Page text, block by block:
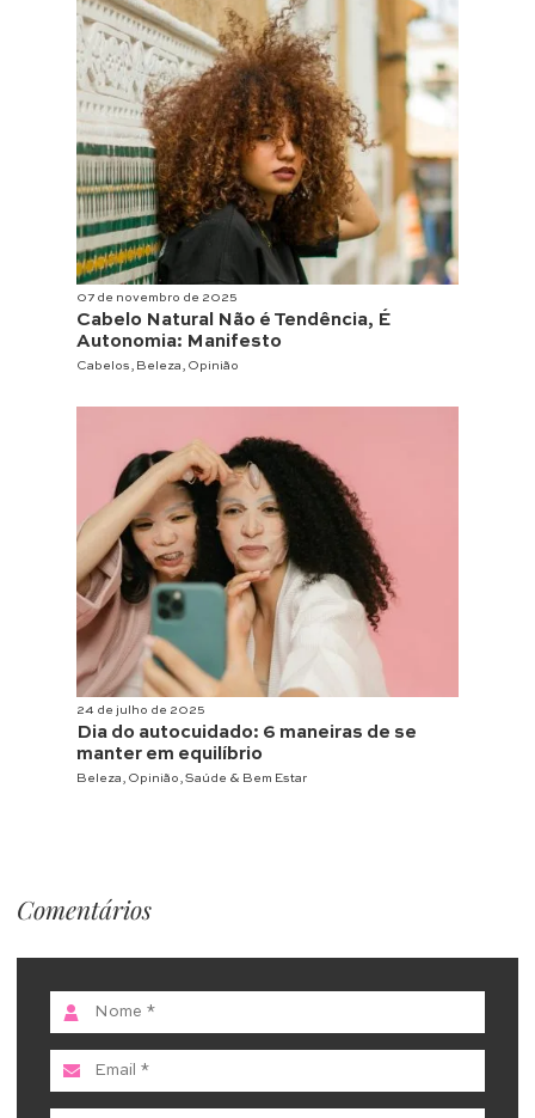
07 de novembro de 2025
Cabelo Natural Não é Tendência, É
Autonomia: Manifesto
Cabelos Beleza Opinião
24 de julho de 2025
Dia do autocuidado: 6 maneiras de se
manter em equilíbrio
Beleza , Opinião , Saúde & Bem Estar
Comentários